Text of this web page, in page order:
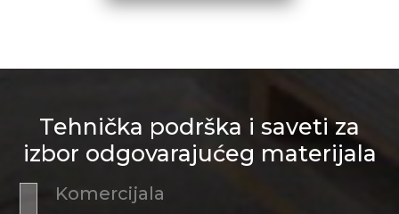
Tehnička podrška i saveti za
izbor odgovarajućeg materijala
Komercijala